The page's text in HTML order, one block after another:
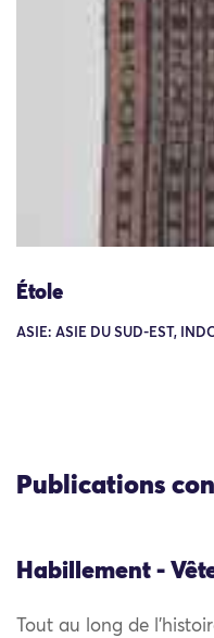
Étole
ASIE: ASIE DU SUD-EST,
Publications
Habillement -
Tout au long de